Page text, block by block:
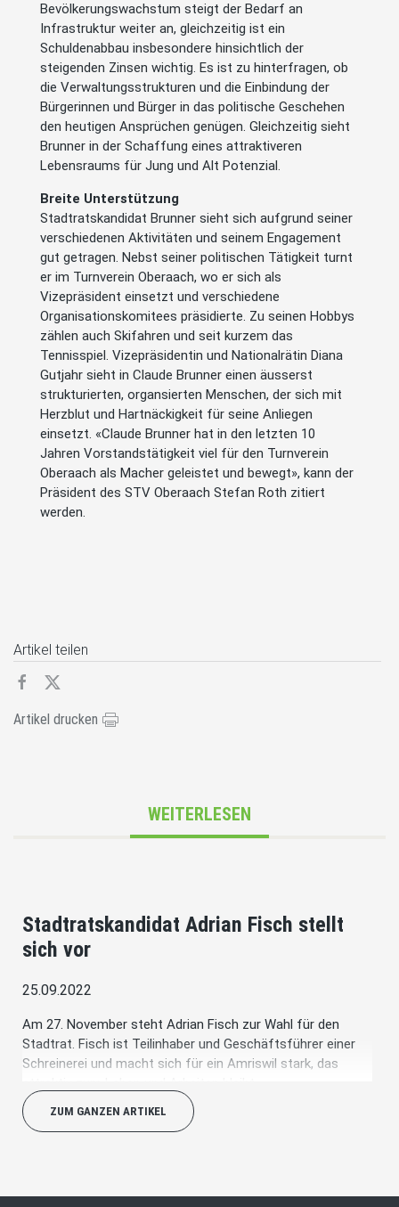
Bevölkerungswachstum steigt der Bedarf an
Infrastruktur weiter an, gleichzeitig ist ein
Schuldenabbau insbesondere hinsichtlich der
steigenden Zinsen wichtig. Es ist zu hinterfragen, ob
die Verwaltungsstrukturen und die Einbindung der
Bürgerinnen und Bürger in das politische Geschehen
den heutigen Ansprüchen genügen. Gleichzeitig sieht
Brunner in der Schaffung eines attraktiveren
Lebensraums für Jung und Alt Potenzial.
Breite Unterstützung
Stadtratskandidat Brunner sieht sich aufgrund seiner
verschiedenen Aktivitäten und seinem Engagement
gut getragen. Nebst seiner politischen Tätigkeit turnt
er im Turnverein Oberaach, wo er sich als
Vizepräsident einsetzt und verschiedene
Organisationskomitees präsidierte. Zu seinen Hobbys
zählen auch Skifahren und seit kurzem das
Tennisspiel. Vizepräsidentin und Nationalrätin Diana
Gutjahr sieht in Claude Brunner einen äusserst
strukturierten, organsierten Menschen, der sich mit
Herzblut und Hartnäckigkeit für seine Anliegen
einsetzt. «Claude Brunner hat in den letzten 10
Jahren Vorstandstätigkeit viel für den Turnverein
Oberaach als Macher geleistet und bewegt», kann der
Präsident des STV Oberaach Stefan Roth zitiert
werden.
Artikel teilen
Artikel drucken
WEITERLESEN
Stadtratskandidat Adrian Fisch stellt
sich vor
25.09.2022
Am 27. November steht Adrian Fisch zur Wahl für den
Stadtrat. Fisch ist Teilinhaber und Geschäftsführer einer
Schreinerei und macht sich für ein Amriswil stark, das
ZUM GANZEN ARTIKEL